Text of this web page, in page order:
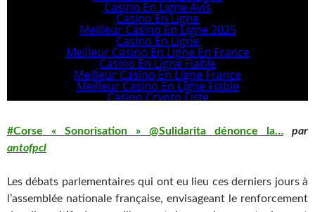
#Corse « Sonorisation » @Sulidarita dénonce la…
par
antofpcl
Les débats parlementaires qui ont eu lieu ces derniers jours à
l’assemblée nationale française, envisageant le renforcement